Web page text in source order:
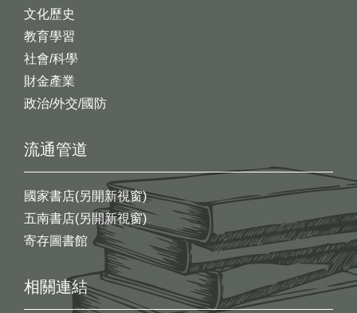
文化歷史
教育學習
社會/科學
財金產業
政治/外交/國防
流通管道
國家書店(另開新視窗)
五南書店(另開新視窗)
寄存圖書館
相關連結